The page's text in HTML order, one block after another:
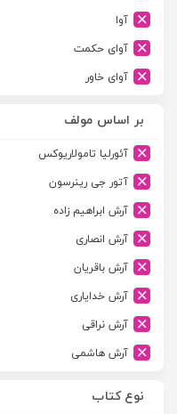
آوا
آوای حکمت
آوای خاور
آیدین
ارجمند
ارسطو
ارشد
اسلامیه
اشکان
اطلاعات
امجد
امید انقلاب
بر اساس مولف
آئورلیا تامولاریوکس
آتور جی رینرسون
آرش ابراهیم زاده
آرش انصاری
آرش باقریان
آرش خدایاری
آرش نراقی
آرش هاشمی
نوع کتاب